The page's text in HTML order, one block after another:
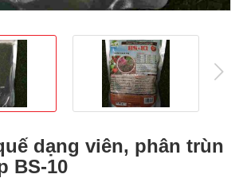
dạng viên, phân trùn
BS-10